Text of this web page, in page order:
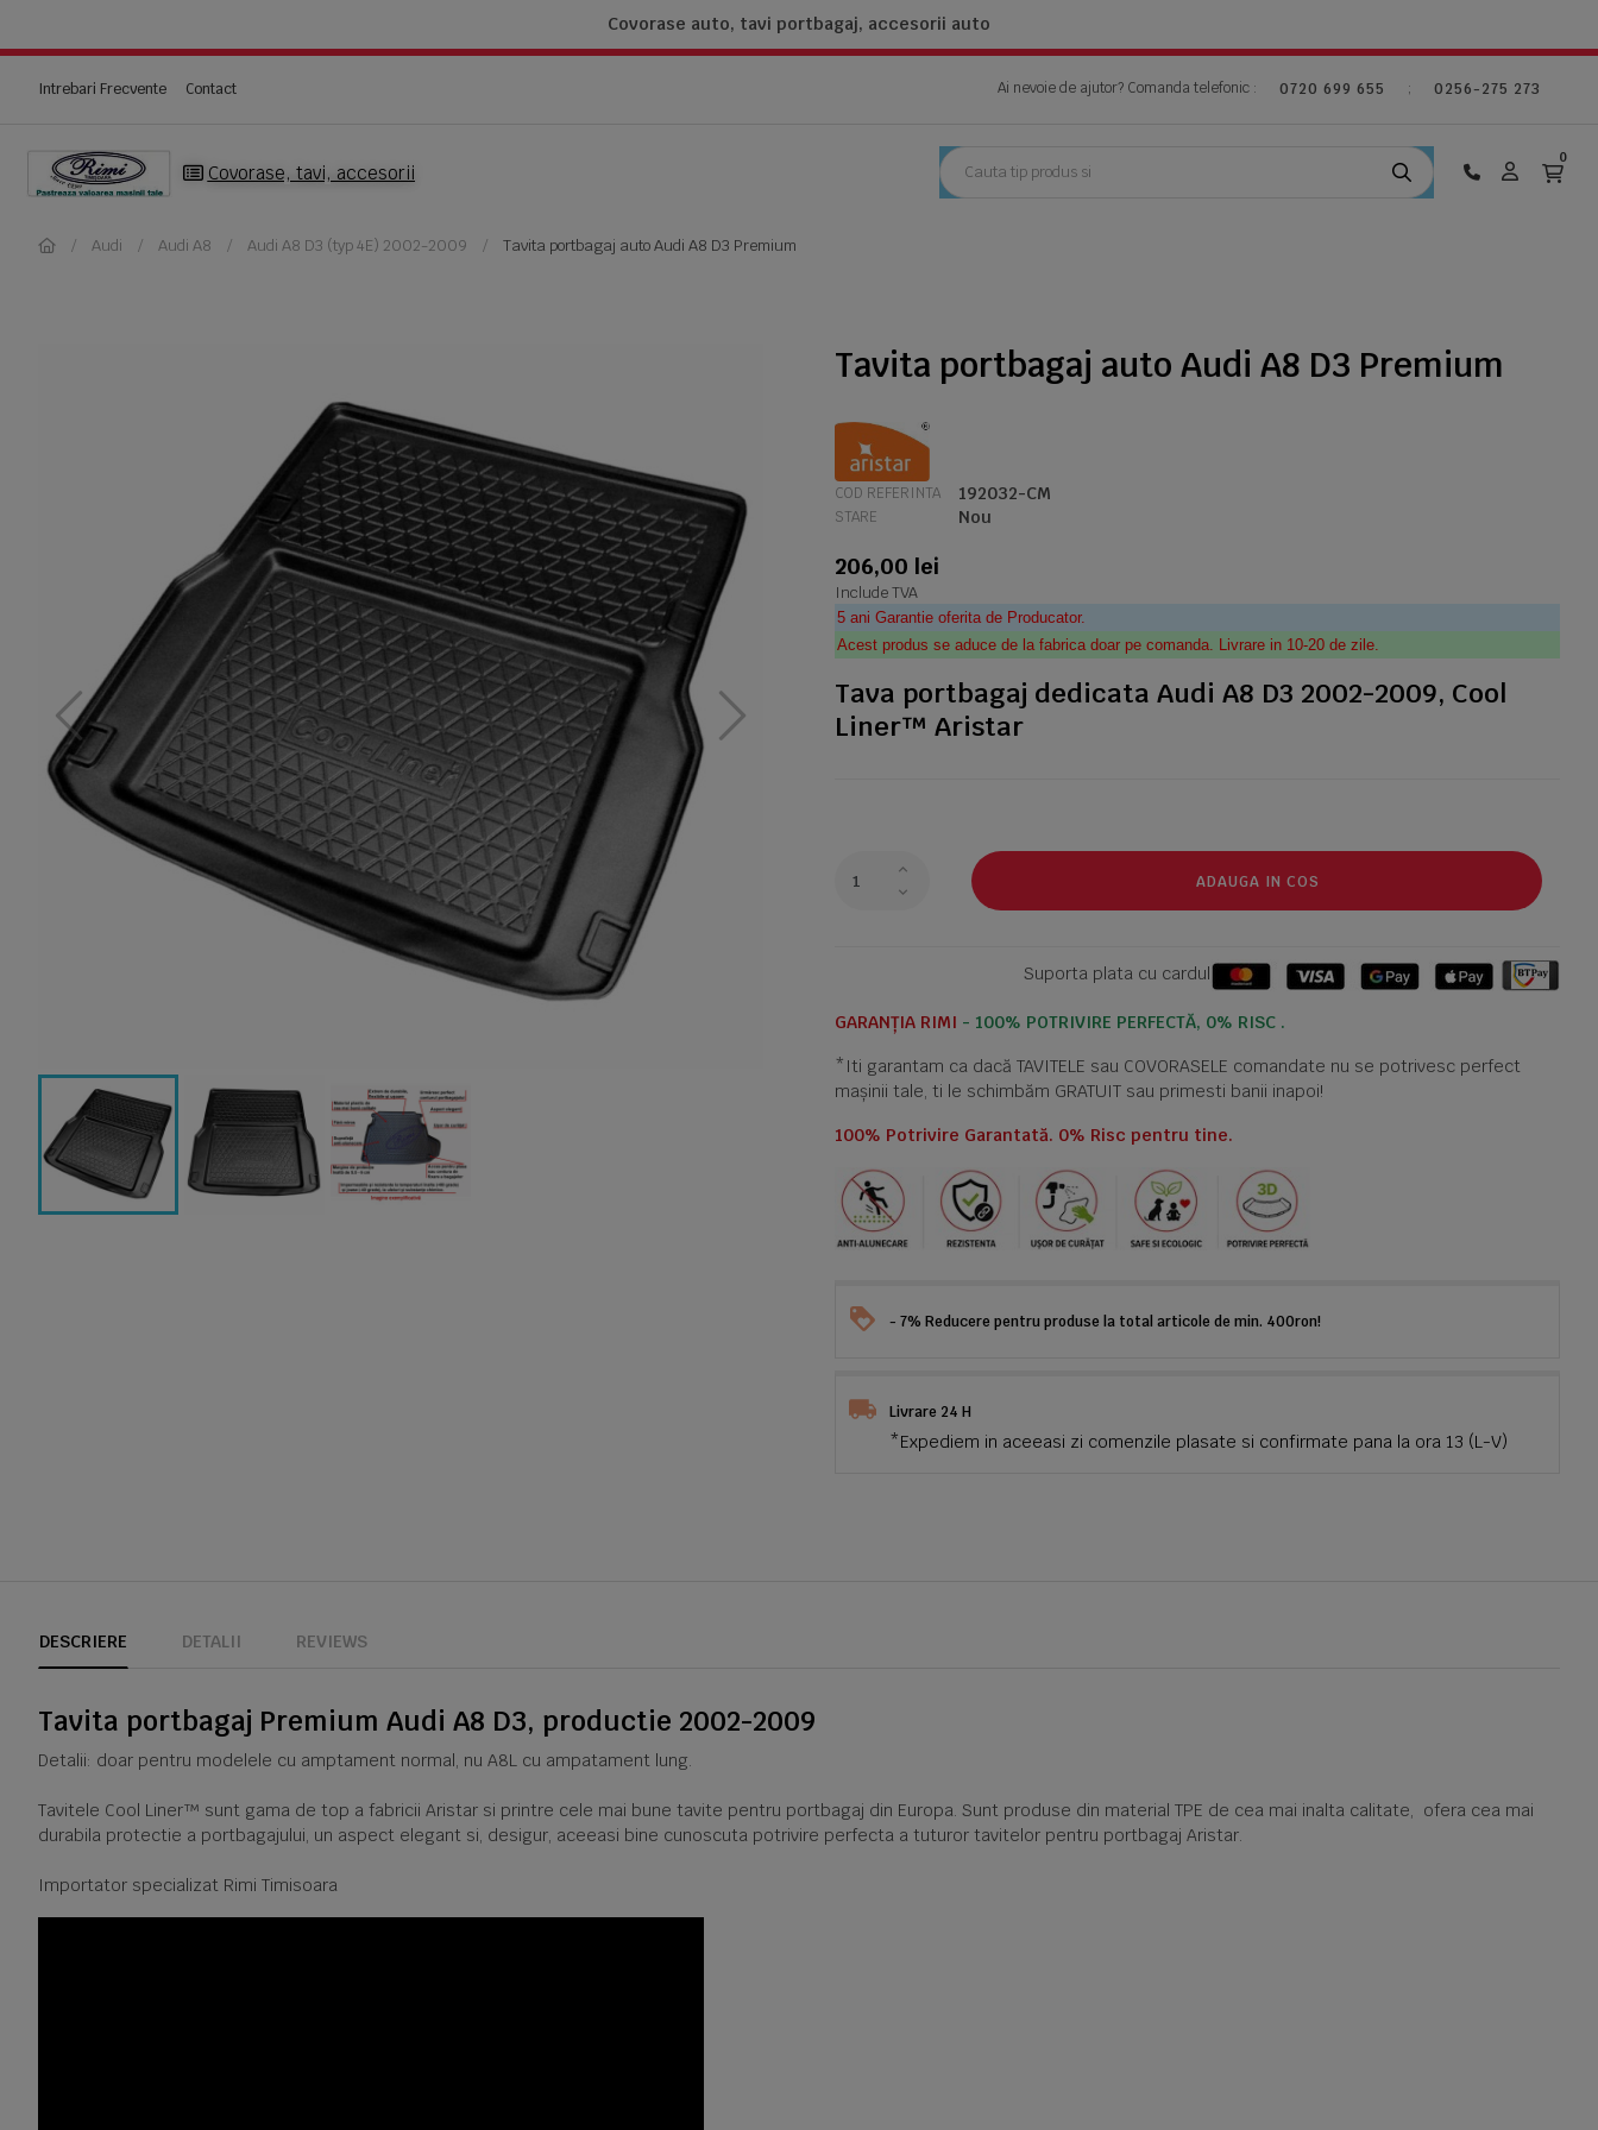
Covorase auto, tavi portbagaj, accesorii auto
Intrebari Frecvente Contact Ai nevoie de ajutor? Comanda telefonic : 0720 699 655 ; 0256-275 273
Covorase, tavi, accesorii
0
Audi Audi A8 Audi A8 D3 (typ 4E) 2002-2009 Tavita portbagaj auto Audi A8 D3 Premium
Tavita portbagaj auto Audi A8 D3 Premium
COD REFERINTA 192032-CM
STARE Nou
206,00 lei
Include TVA
5 ani Garantie oferita de Producator.
Acest produs se aduce de la fabrica doar pe comanda. Livrare in 10-20 de zile.
Tava portbagaj dedicata Audi A8 D3 2002-2009, Cool
Liner™ Aristar
ADAUGA IN COS
Suporta plata cu cardul
GARANȚIA RIMI - 100% POTRIVIRE PERFECTĂ, 0% RISC .
*Iti garantam ca dacă TAVITELE sau COVORASELE comandate nu se potrivesc perfect
mașinii tale, ti le schimbăm GRATUIT sau primesti banii inapoi!
100% Potrivire Garantată. 0% Risc pentru tine.
- 7% Reducere pentru produse la total articole de min. 400ron!
Livrare 24 H
*Expediem in aceeasi zi comenzile plasate si confirmate pana la ora 13 (L-V)
DESCRIERE DETALII REVIEWS
Tavita portbagaj Premium Audi A8 D3, productie 2002-2009
Detalii: doar pentru modelele cu amptament normal, nu A8L cu ampatament lung.
Tavitele Cool Liner™ sunt gama de top a fabricii Aristar si printre cele mai bune tavite pentru portbagaj din Europa. Sunt produse din material TPE de cea mai inalta calitate, ofera cea mai
durabila protectie a portbagajului, un aspect elegant si, desigur, aceeasi bine cunoscuta potrivire perfecta a tuturor tavitelor pentru portbagaj Aristar.
Importator specializat Rimi Timisoara